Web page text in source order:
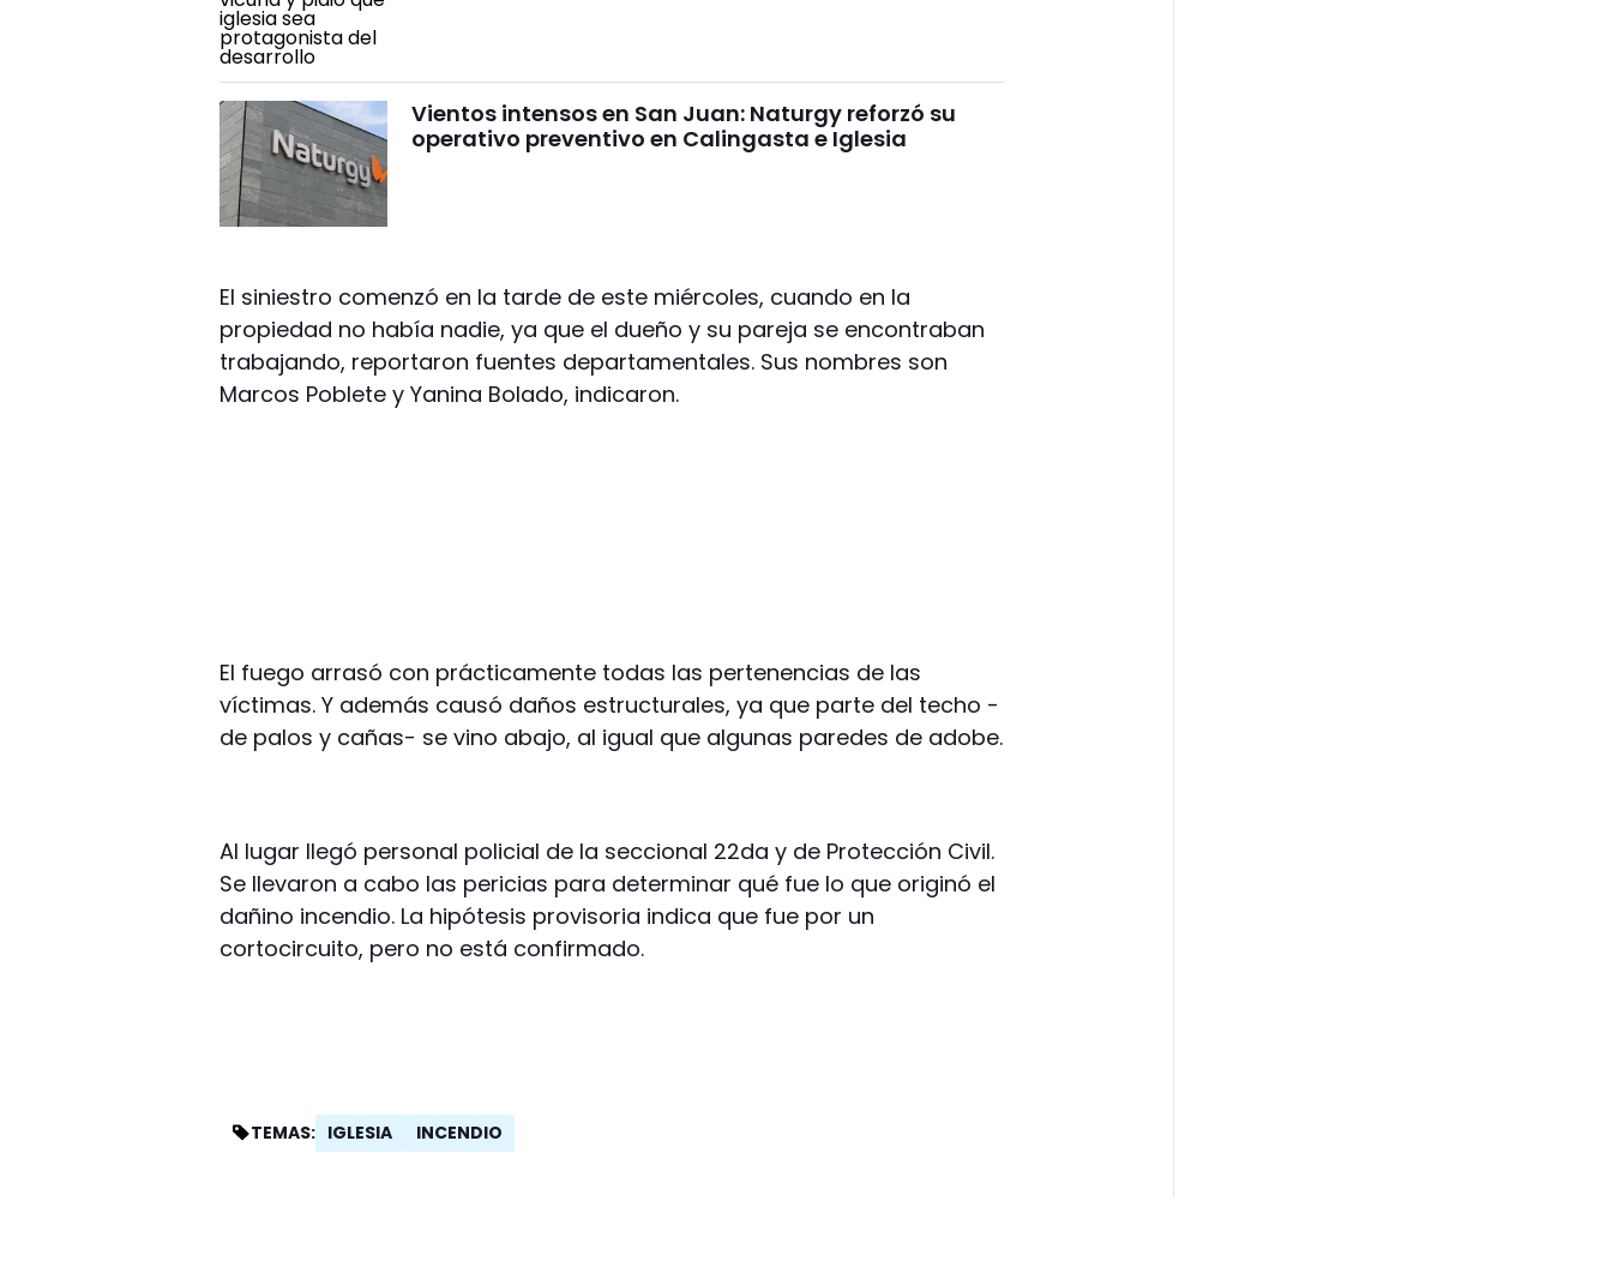
Vientos intensos en San Juan: Naturgy reforzó su
operativo preventivo en Calingasta e Iglesia
El siniestro comenzó en la tarde de este miércoles, cuando en la
propiedad no había nadie, ya que el dueño y su pareja se encontraban
trabajando, reportaron fuentes departamentales. Sus nombres son
Marcos Poblete y Yanina Bolado, indicaron.
El fuego arrasó con prácticamente todas las pertenencias de las
víctimas. Y además causó daños estructurales, ya que parte del techo -
de palos y cañas- se vino abajo, al igual que algunas paredes de adobe.
Al lugar llegó personal policial de la seccional 22da y de Protección Civil.
Se llevaron a cabo las pericias para determinar qué fue lo que originó el
dañino incendio. La hipótesis provisoria indica que fue por un
cortocircuito, pero no está confirmado.
TEMAS: IGLESIA INCENDIO